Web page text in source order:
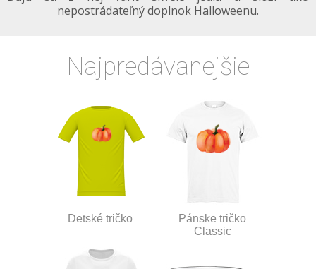
nepostrádateľný doplnok Halloweenu.
Najpredávanejšie
Detské tričko
Pánske tričko
Classic